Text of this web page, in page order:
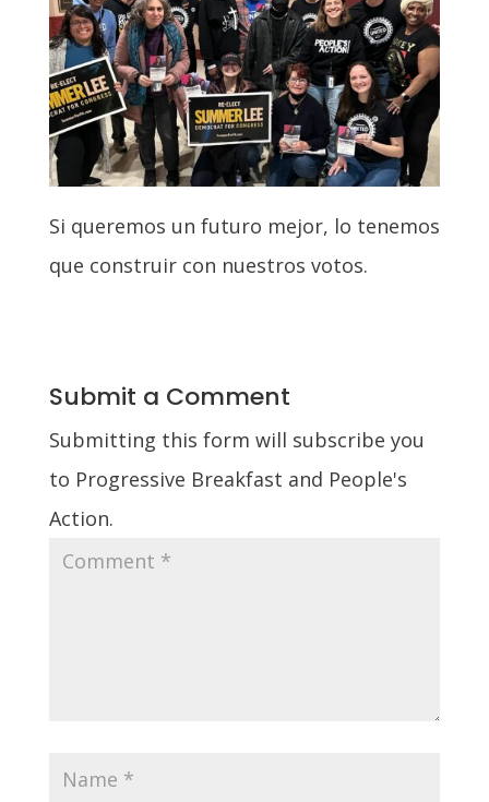
Si queremos un futuro mejor, lo tenemos
que construir con nuestros votos.
Submit a Comment
Submitting this form will subscribe you
to Progressive Breakfast and People's
Action.